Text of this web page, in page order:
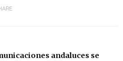
andaluces se